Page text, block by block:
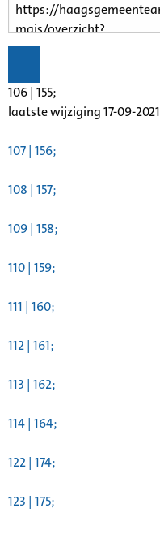
106 | 155;
laatste wijziging 17-09-2021
107 | 156;
108 | 157;
109 | 158;
110 | 159;
111 | 160;
112 | 161;
113 | 162;
114 | 164;
122 | 174;
123 | 175;